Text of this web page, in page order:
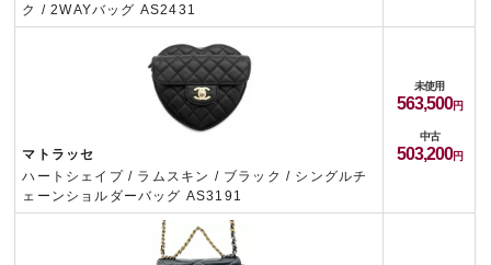
ク / 2WAYバッグ AS2431
マトラッセ
ハートシェイプ / ラムスキン / ブラック / シングルチ
ェーンショルダーバッグ AS3191
未使用
563,500
中古
503,200